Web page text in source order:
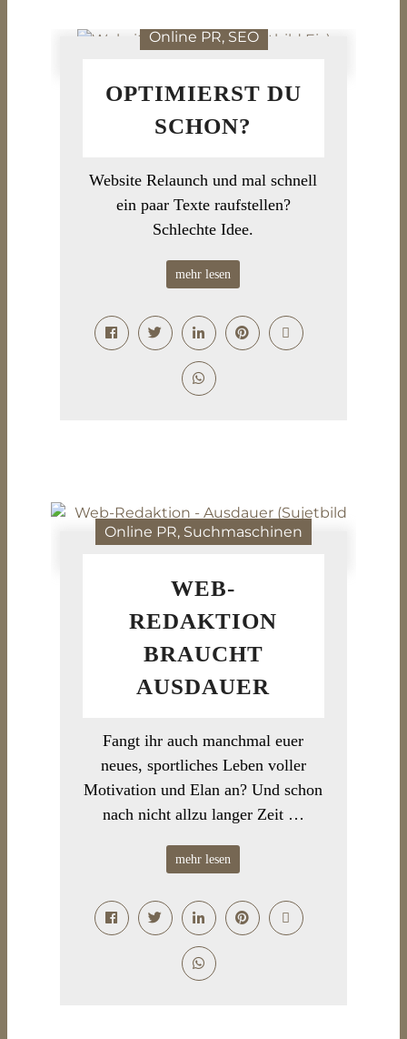
Online PR, SEO
OPTIMIERST DU
SCHON?
Website Relaunch und mal schnell
ein paar Texte raufstellen?
Schlechte Idee.
mehr lesen
Online PR, Suchmaschinen
WEB-
REDAKTION
BRAUCHT
AUSDAUER
Fangt ihr auch manchmal euer
neues, sportliches Leben voller
Motivation und Elan an? Und schon
nach nicht allzu langer Zeit …
mehr lesen